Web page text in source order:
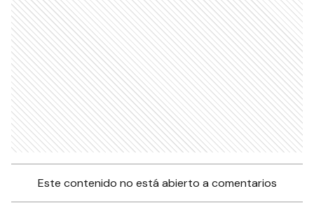
Este contenido no está abierto a comentarios